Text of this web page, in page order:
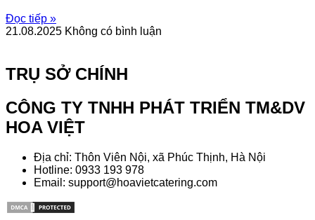
Đọc tiếp »
21.08.2025 Không có bình luận
TRỤ SỞ CHÍNH
CÔNG TY TNHH PHÁT TRIỂN TM&DV
HOA VIỆT
Địa chỉ: Thôn Viên Nội, xã Phúc Thịnh, Hà Nội
Hotline: 0933 193 978
Email: support@hoavietcatering.com